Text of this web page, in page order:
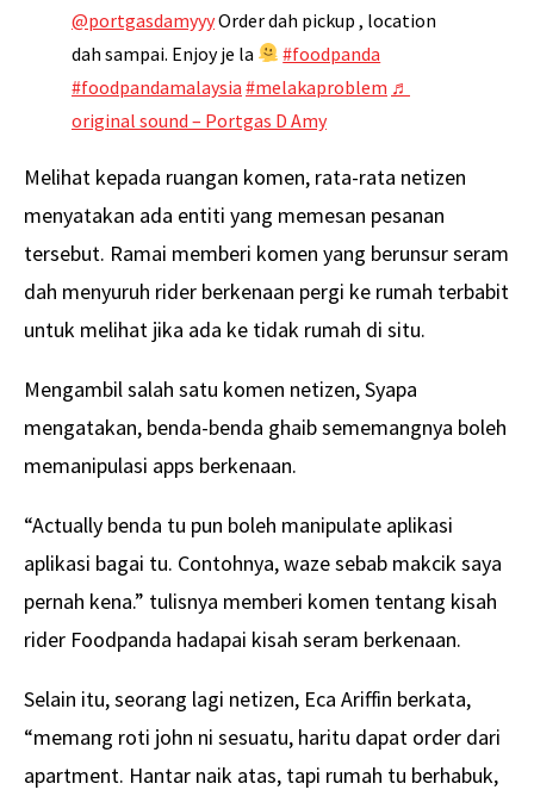
@portgasdamyyyOrder dah pickup , location
dah sampai. Enjoy je la
#foodpanda
#foodpandamalaysia #melakaproblem ♬
original sound – Portgas D Amy
Melihat kepada ruangan komen, rata-rata netizen
menyatakan ada entiti yang memesan pesanan
tersebut. Ramai memberi komen yang berunsur seram
dah menyuruh rider berkenaan pergi ke rumah terbabit
untuk melihat jika ada ke tidak rumah di situ.
Mengambil salah satu komen netizen, Syapa
mengatakan, benda-benda ghaib sememangnya boleh
memanipulasi apps berkenaan.
“Actually benda tu pun boleh manipulate aplikasi
aplikasi bagai tu. Contohnya, waze sebab makcik saya
pernah kena.” tulisnya memberi komen tentang kisah
rider Foodpanda hadapai kisah seram berkenaan.
Selain itu, seorang lagi netizen, Eca Ariffin berkata,
“memang roti john ni sesuatu, haritu dapat order dari
apartment. Hantar naik atas, tapi rumah tu berhabuk,